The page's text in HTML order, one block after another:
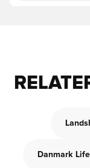
Danmark